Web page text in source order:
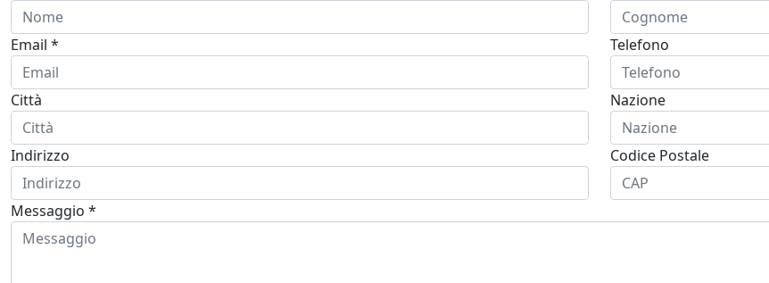
Email * Telefono
Città Nazione
Indirizzo Codice Postale
Messaggio *